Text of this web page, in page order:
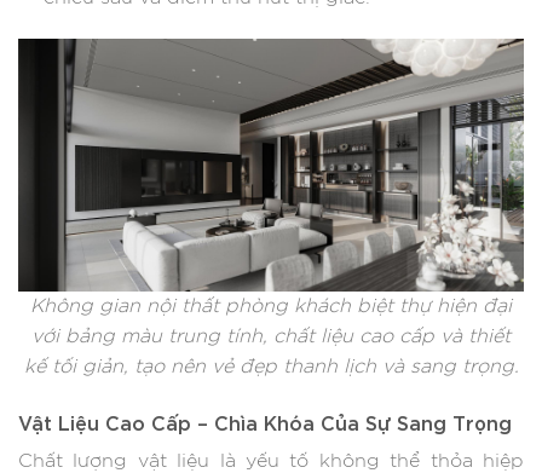
Không gian nội thất phòng khách biệt thự hiện đại
với bảng màu trung tính, chất liệu cao cấp và thiết
kế tối giản, tạo nên vẻ đẹp thanh lịch và sang trọng.
Vật Liệu Cao Cấp – Chìa Khóa Của Sự Sang Trọng
Chất lượng vật liệu là yếu tố không thể thỏa hiệp